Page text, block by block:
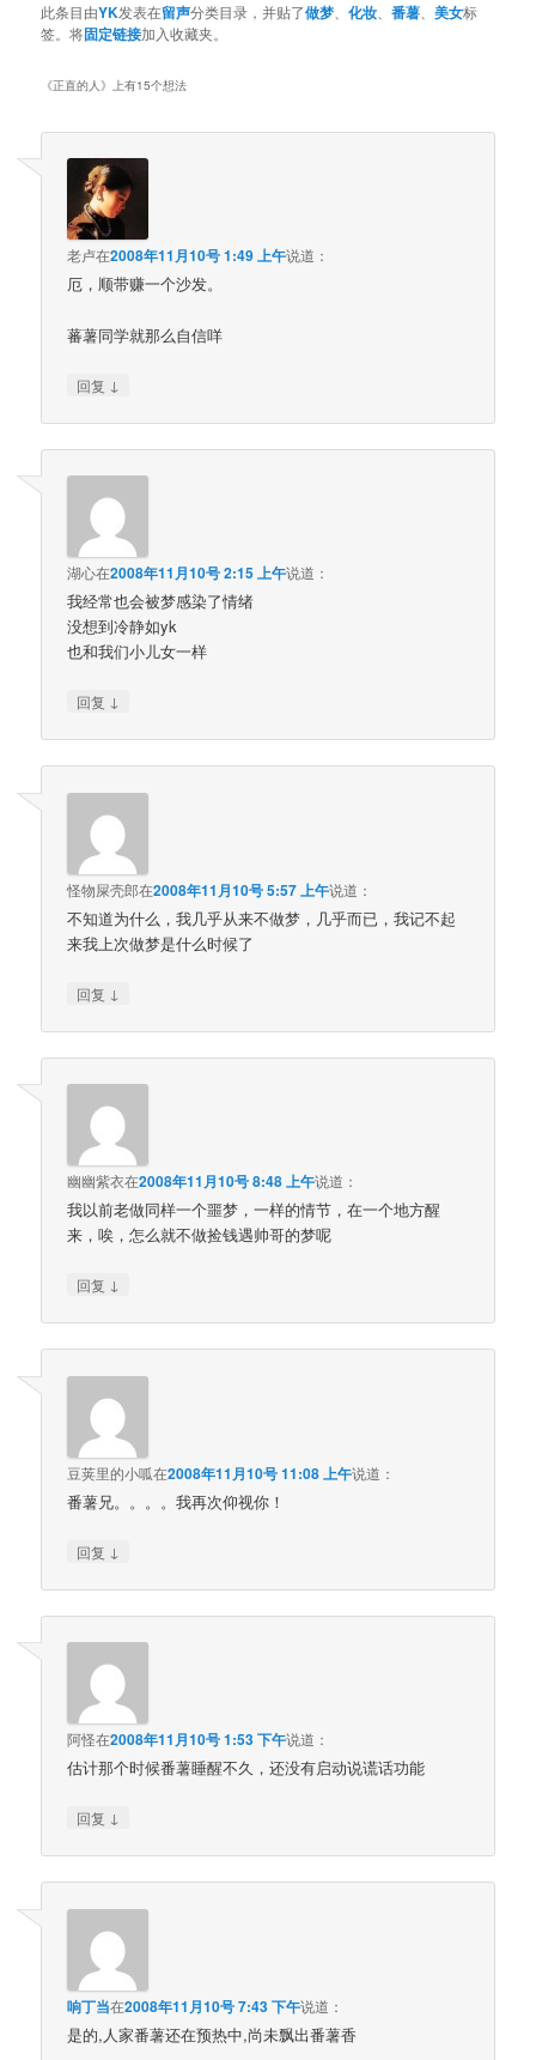
此条目由YK发表在留声分类目录，并贴了做梦 、化妆 、番薯 、美女标
签。将固定链接加入收藏夹。
《正直的人》上有15个想法
老卢在2008年11月10号 1:49 上午说道：
厄，顺带赚一个沙发。
蕃薯同学就那么自信咩
回复 ↓
湖心在2008年11月10号 2:15 上午说道：
我经常也会被梦感染了情绪
没想到冷静如yk
也和我们小儿女一样
回复 ↓
怪物屎壳郎在2008年11月10号 5:57 上午说道：
不知道为什么，我几乎从来不做梦，几乎而已，我记不起
来我上次做梦是什么时候了
回复 ↓
幽幽紫衣在2008年11月10号 8:48 上午说道：
我以前老做同样一个噩梦，一样的情节，在一个地方醒
来，唉，怎么就不做捡钱遇帅哥的梦呢
回复 ↓
豆荚里的小呱在2008年11月10号 11:08 上午说道：
番薯兄。。。。我再次仰视你！
回复 ↓
阿怪在2008年11月10号 1:53 下午说道：
估计那个时候番薯睡醒不久，还没有启动说谎话功能
回复 ↓
响丁当在2008年11月10号 7:43 下午说道：
是的,人家番薯还在预热中,尚未飘出番薯香